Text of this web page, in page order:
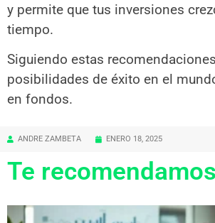
y permite que tus inversiones
tiempo.
Siguiendo estas
posibilidades de éxito en el
en fondos.
ANDRE ZAMBETA ENERO 18, 2025
Te